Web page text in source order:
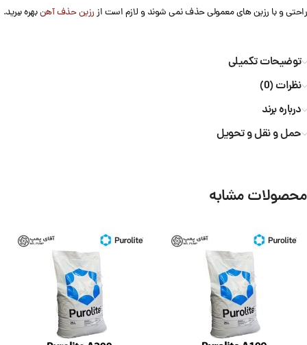
راحتی و با رزین های معمولی حذف نمی شوند و لازم است ازرزین حذف آهنبهره ببرید.
توضیحات تکمیلی
نظرات (0)
درباره برند
حمل و نقل و تحویل
محصولات مشابه